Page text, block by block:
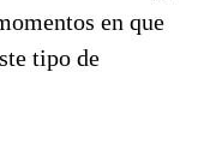
en que
tipo de